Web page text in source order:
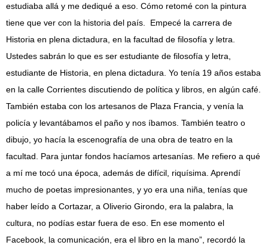
estudiaba allá y me dediqué a eso. Cómo retomé con la pintura
tiene que ver con la historia del país. Empecé la carrera de
Historia en plena dictadura, en la facultad de filosofía y letra.
Ustedes sabrán lo que es ser estudiante de filosofía y letra,
estudiante de Historia, en plena dictadura. Yo tenía 19 años estaba
en la calle Corrientes discutiendo de política y libros, en algún café.
También estaba con los artesanos de Plaza Francia, y venía la
policía y levantábamos el paño y nos íbamos. También teatro o
dibujo, yo hacía la escenografía de una obra de teatro en la
facultad. Para juntar fondos hacíamos artesanías. Me refiero a qué
a mí me tocó una época, además de difícil, riquísima. Aprendí
mucho de poetas impresionantes, y yo era una niña, tenías que
haber leído a Cortazar, a Oliverio Girondo, era la palabra, la
cultura, no podías estar fuera de eso. En ese momento el
Facebook, la comunicación, era el libro en la mano”, recordó la